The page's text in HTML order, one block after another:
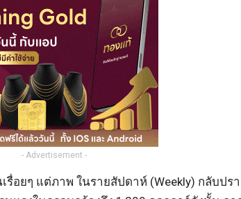
- Advertisement -
อยๆ แต่ภาพ ในรายสัปดาห์ (Weekly) กลับปร